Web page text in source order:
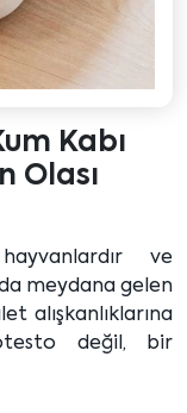
Kabı
Olası
ve
meydana gelen
alışkanlıklarına
değil, bir